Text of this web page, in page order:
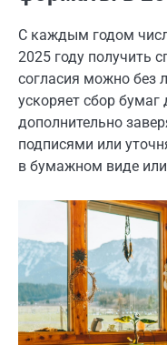
С каждым годом
2025 году получить
согласия можно без
ускоряет сбор бумаг
дополнительно
подписями или
в бумажном виде